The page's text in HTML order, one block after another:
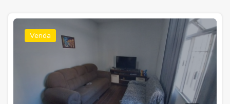
Venda